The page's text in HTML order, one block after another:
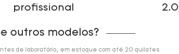
profissional
outros modelos?
de laboratório, em estoque com até 20 quilates.